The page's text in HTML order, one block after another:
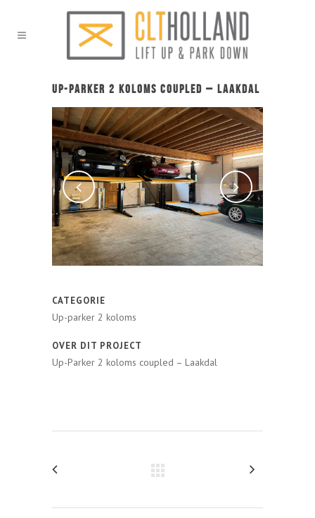
Up-Parker 2 koloms coupled – Laakdal
CATEGORIE
Up-parker 2 koloms
OVER DIT PROJECT
Up-Parker 2 koloms coupled – Laakdal